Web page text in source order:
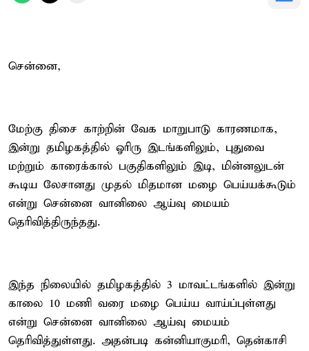
சென்னை,
மேற்கு திசை காற்றின் வேக மாறுபாடு காரணமாக,
இன்று தமிழகத்தில் ஓரிரு இடங்களிலும், புதுவை
மற்றும் காரைக்கால் பகுதிகளிலும் இடி, மின்னலுடன்
கூடிய லேசானது முதல் மிதமான மழை பெய்யக்கூடும்
என்று சென்னை வானிலை ஆய்வு மையம்
தெரிவித்திருந்தது.
இந்த நிலையில் தமிழகத்தில் 3 மாவட்டங்களில் இன்று
காலை 10 மணி வரை மழை பெய்ய வாய்ப்புள்ளது
என்று சென்னை வானிலை ஆய்வு மையம்
தெரிவித்துள்ளது. அதன்படி கன்னியாகுமரி, தென்காசி